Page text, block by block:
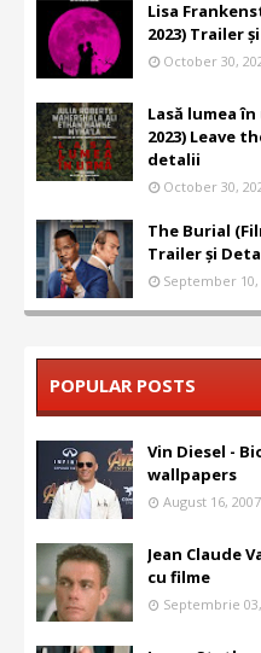
Lisa
2023) Trailer
October 30,
Lasă lumea
2023) Leave
detalii
October 30,
The Burial
Trailer și
September 10,
POPULAR POSTS
Vin Diesel -
wallpapers
August 16, 2007
Jean Claude
cu filme
Septembrie